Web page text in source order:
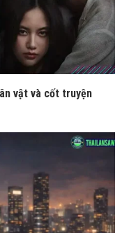
vật và cốt truyện